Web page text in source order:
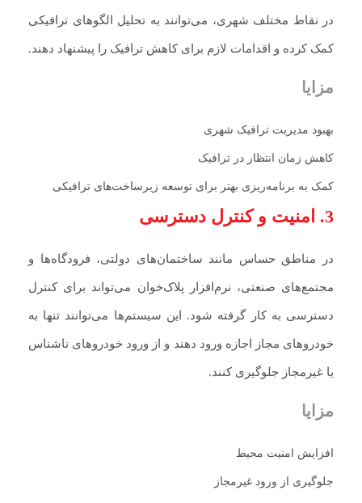
در نقاط مختلف شهری، می‌توانند به تحلیل الگوهای ترافیکی
کمک کرده و اقدامات لازم برای کاهش ترافیک را پیشنهاد دهند.
مزایا
بهبود مدیریت ترافیک شهری
کاهش زمان انتظار در ترافیک
کمک به برنامه‌ریزی بهتر برای توسعه زیرساخت‌های ترافیکی
3. امنیت و کنترل دسترسی
در مناطق حساس مانند ساختمان‌های دولتی، فرودگاه‌ها و
مجتمع‌های صنعتی، نرم‌افزار پلاک‌خوان می‌تواند برای کنترل
دسترسی به کار گرفته شود. این سیستم‌ها می‌توانند تنها به
خودروهای مجاز اجازه ورود دهند و از ورود خودروهای ناشناس
یا غیرمجاز جلوگیری کنند.
مزایا
افزایش امنیت محیط
جلوگیری از ورود غیرمجاز